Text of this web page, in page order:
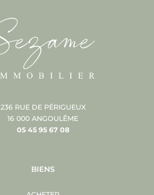
236 RUE DE PÉRIGUEUX
16 000 ANGOULÊME
05 45 95 67 08
BIENS